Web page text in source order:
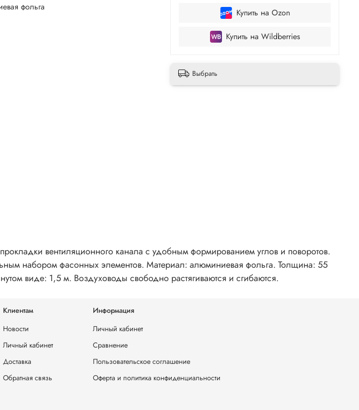
фольга
Купить на Ozon
Купить на Wildberries
Выбрать
вентиляционного канала с удобным формированием углов и поворотов.
набором фасонных элементов. Материал: алюминиевая фольга. Толщина: 55
виде: 1,5 м. Воздуховоды свободно растягиваются и сгибаются.
Клиентам
Новости
Личный кабинет
Доставка
Обратная связь
Информация
Личный кабинет
Сравнение
Пользовательское соглашение
Оферта и политика конфиденциальности